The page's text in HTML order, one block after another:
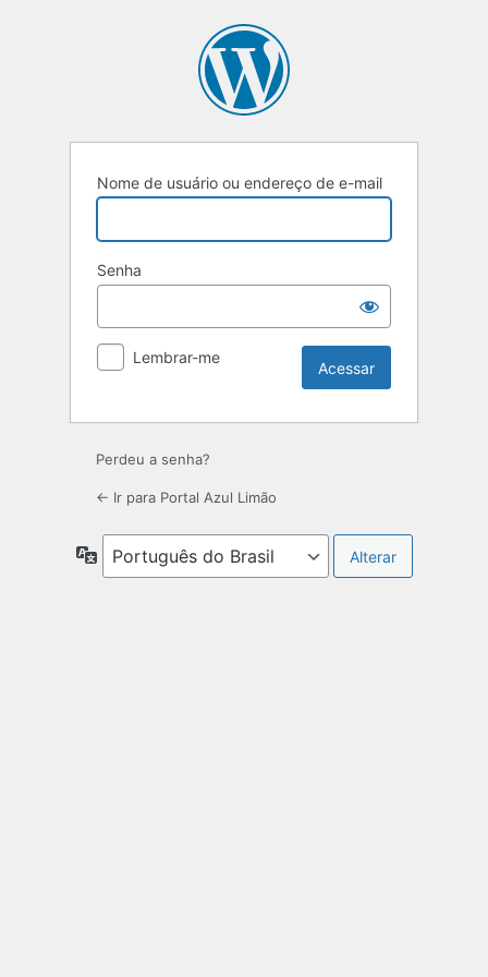
Nome de usuário ou endereço de e-mail
Senha
Lembrar-me
Perdeu a senha?
← Ir para Portal Azul Limão
Idioma